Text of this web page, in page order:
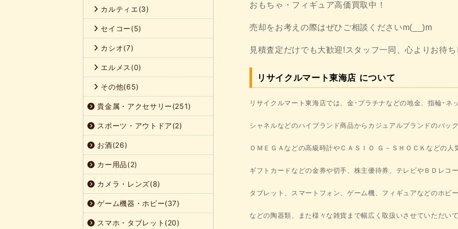
おもちゃ・フィギュア高価買取中！
売却をお考えの際はぜひご相談くださいm(__)m
見積査定だけでも大歓迎!スタッフ一同、心よりお待
リサイクルマート東海店 について
リサイクルマート東海店では、金･プラチナなどの地金、 指輪･ネ
シャネルなどのハイブランド商品から カジュアルブランドのバッ
ＯＭＥＧＡなどの高級時計やＣＡＳＩＯ Ｇ－ＳＨＯＣＫ などの 人
ギフトカードなどの金券や切手、株主優待券、テレビや ＢＤレコ
タブレット、スマートフォン、ゲーム機、フィギュア などのホビ
などの陶器類、 また様々な雑貨まで幅広く取扱いさせていただい
カルティエ(3)
セイコー(5)
カシオ(7)
エルメス(0)
その他(65)
貴金属・アクセサリー(251)
スポーツ・アウトドア(2)
お酒(26)
カー用品(2)
カメラ・レンズ(8)
ゲーム機器・ホビー(37)
スマホ・タブレット(20)